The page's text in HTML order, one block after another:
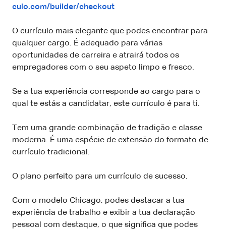
culo.com/builder/checkout
O currículo mais elegante que podes encontrar para
qualquer cargo. É adequado para várias
oportunidades de carreira e atrairá todos os
empregadores com o seu aspeto limpo e fresco.
Se a tua experiência corresponde ao cargo para o
qual te estás a candidatar, este currículo é para ti.
Tem uma grande combinação de tradição e classe
moderna. É uma espécie de extensão do formato de
currículo tradicional.
O plano perfeito para um currículo de sucesso.
Com o modelo Chicago, podes destacar a tua
experiência de trabalho e exibir a tua declaração
pessoal com destaque, o que significa que podes